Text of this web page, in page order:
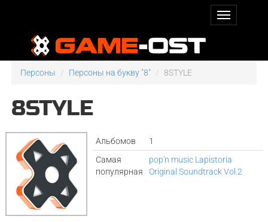
Персоны Персоны на букву "8" 8STYLE
8STYLE
Альбомов
1
Самая
популярная
pop'n music Lapistoria
Original Soundtrack Vol.2